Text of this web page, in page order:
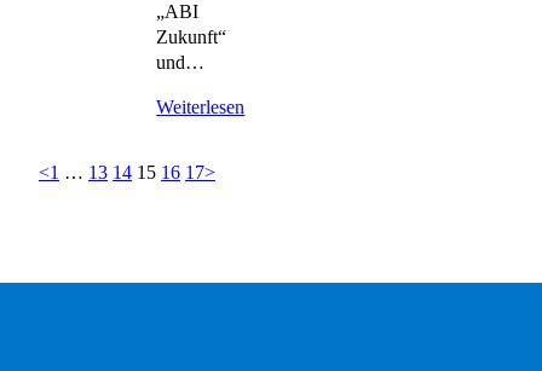
„ABI
Zukunft“
und…
Weiterlesen
<1 … 13 14 15 16 17>